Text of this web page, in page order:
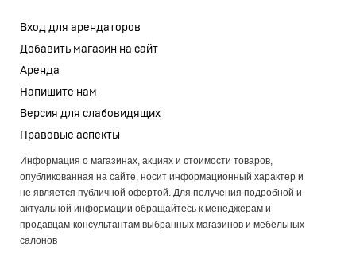
Вход для арендаторов
Добавить магазин на сайт
Аренда
Напишите нам
Версия для слабовидящих
Правовые аспекты
Информация о магазинах, акциях и стоимости товаров,
опубликованная на сайте, носит информационный характер и
не является публичной офертой. Для получения подробной и
актуальной информации обращайтесь к менеджерам и
продавцам-консультантам выбранных магазинов и мебельных
салонов